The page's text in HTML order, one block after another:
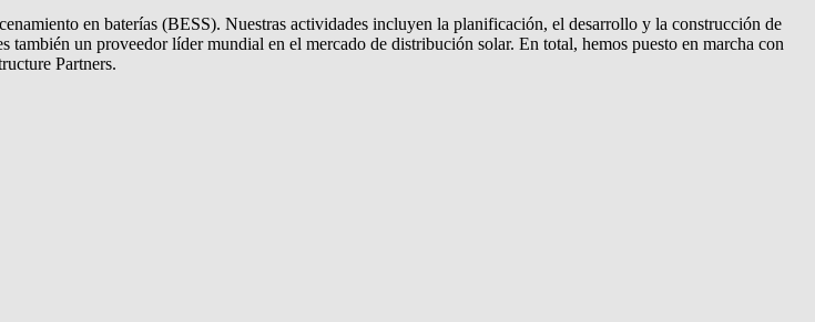
en baterías (BESS). Nuestras actividades incluyen la planificación, el desarrollo y la construcción de
también un proveedor líder mundial en el mercado de distribución solar. En total, hemos puesto en marcha con
Partners.